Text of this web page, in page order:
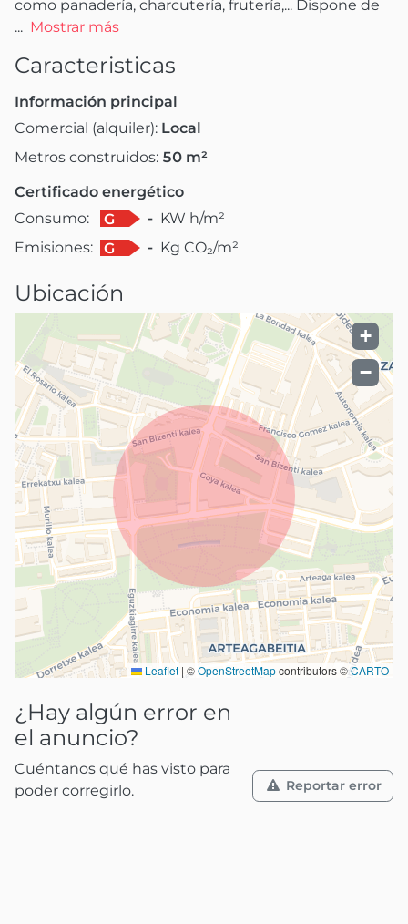
... Mostrar más
Caracteristicas
Información principal
Comercial (alquiler): Local
Metros construidos: 50 m²
Certificado energético
Consumo:
G - KW h/m²
Emisiones:
G - Kg CO₂/m²
Ubicación
+
−
Leaflet | ©OpenStreetMapcontributors ©CARTO
¿Hay algún error en
el anuncio?
Cuéntanos qué has visto para
poder corregirlo.
Reportar error